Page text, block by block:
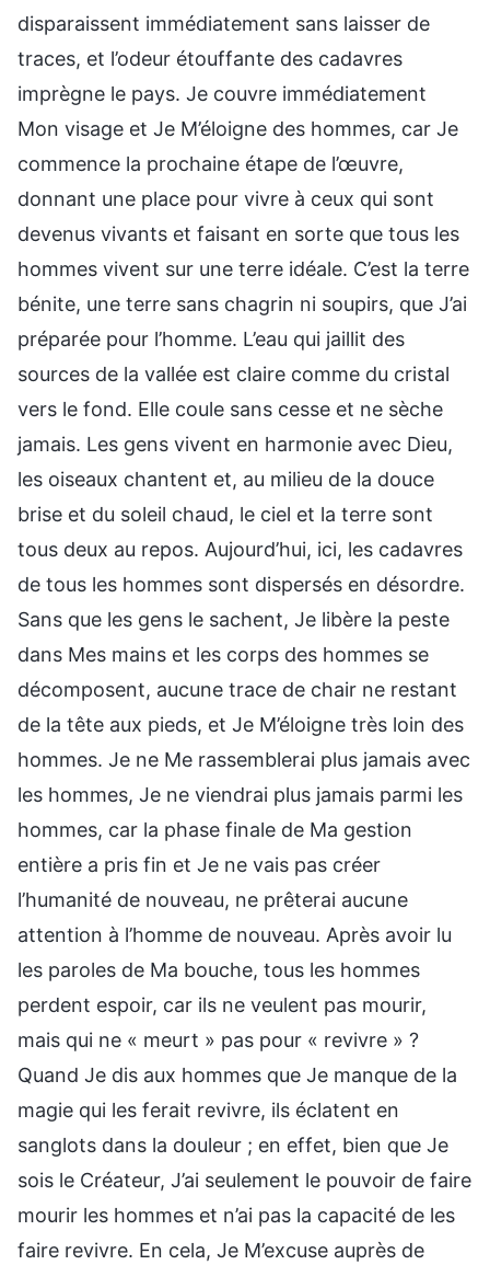
disparaissent immédiatement sans laisser de
traces, et l’odeur étouffante des cadavres
imprègne le pays. Je couvre immédiatement
Mon visage et Je M’éloigne des hommes, car Je
commence la prochaine étape de l’œuvre,
donnant une place pour vivre à ceux qui sont
devenus vivants et faisant en sorte que tous les
hommes vivent sur une terre idéale. C’est la terre
bénite, une terre sans chagrin ni soupirs, que J’ai
préparée pour l’homme. L’eau qui jaillit des
sources de la vallée est claire comme du cristal
vers le fond. Elle coule sans cesse et ne sèche
jamais. Les gens vivent en harmonie avec Dieu,
les oiseaux chantent et, au milieu de la douce
brise et du soleil chaud, le ciel et la terre sont
tous deux au repos. Aujourd’hui, ici, les cadavres
de tous les hommes sont dispersés en désordre.
Sans que les gens le sachent, Je libère la peste
dans Mes mains et les corps des hommes se
décomposent, aucune trace de chair ne restant
de la tête aux pieds, et Je M’éloigne très loin des
hommes. Je ne Me rassemblerai plus jamais avec
les hommes, Je ne viendrai plus jamais parmi les
hommes, car la phase finale de Ma gestion
entière a pris fin et Je ne vais pas créer
l’humanité de nouveau, ne prêterai aucune
attention à l’homme de nouveau. Après avoir lu
les paroles de Ma bouche, tous les hommes
perdent espoir, car ils ne veulent pas mourir,
mais qui ne « meurt » pas pour « revivre » ?
Quand Je dis aux hommes que Je manque de la
magie qui les ferait revivre, ils éclatent en
sanglots dans la douleur ; en effet, bien que Je
sois le Créateur, J’ai seulement le pouvoir de faire
mourir les hommes et n’ai pas la capacité de les
faire revivre. En cela, Je M’excuse auprès de